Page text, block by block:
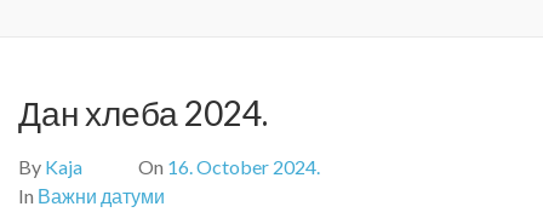
Дан хлеба 2024.
By Kaja On 16. October 2024.
In Важни датуми